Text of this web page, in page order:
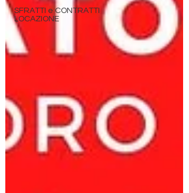
SFRATTI e CONTRATTI
LOCAZIONE